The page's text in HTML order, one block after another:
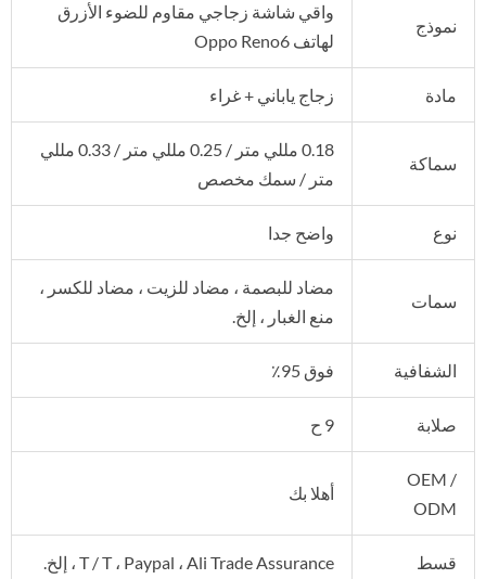
نموذج
واقي شاشة زجاجي مقاوم للضوء الأزرق
لهاتف Oppo Reno6
مادة زجاج ياباني + غراء
سماكة
0.18 مللي متر / 0.25 مللي متر / 0.33 مللي
متر / سمك مخصص
نوع واضح جدا
سمات
مضاد للبصمة ، مضاد للزيت ، مضاد للكسر ،
منع الغبار ، إلخ.
الشفافية فوق 95٪
صلابة 9 ح
OEM /
ODM
أهلا بك
قسط T / T ، Paypal ، Ali Trade Assurance ، إلخ.